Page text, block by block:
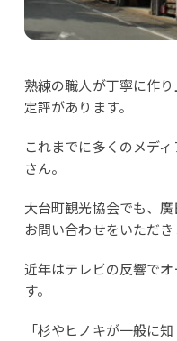
熟練の職人が丁寧に作
定評があります。
これまでに多くのメデ
さん。
大台町観光協会でも、
お問い合わせをいただき
近年はテレビの反響で
す。
「杉やヒノキが一般に